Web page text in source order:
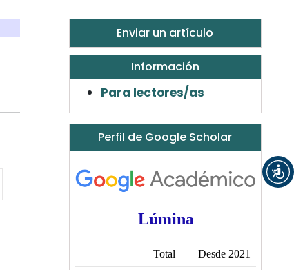
Enviar un artículo
Información
Para lectores/as
Perfil de Google Scholar